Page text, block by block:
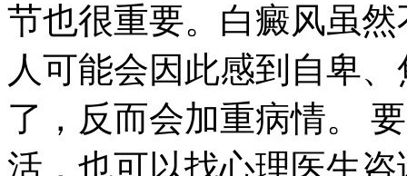
节也很重要。白癜风虽
人可能会因此感到自卑
了，反而会加重病情。
活，也可以找心理医生